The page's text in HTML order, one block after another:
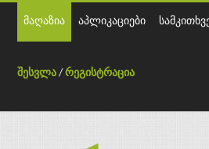
მაღაზია აპლიკაციები
შესვლა /რეგისტრაცია